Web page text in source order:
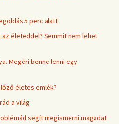
5 perc alatt
életeddel? Semmit nem lehet
Megéri benne lenni egy
életes emlék?
a világ
segít megismerni magadat